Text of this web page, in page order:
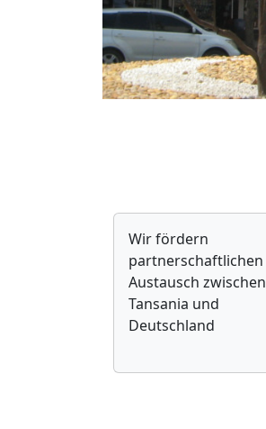
Wir fördern
partnerschaftlichen
Austausch zwischen
Tansania und
Deutschland